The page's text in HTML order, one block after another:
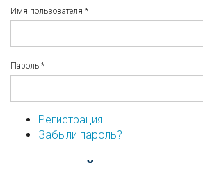
Имя пользователя *
Пароль *
Регистрация
Забыли пароль?
...или войдите